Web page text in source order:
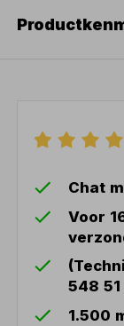
Chat
Voor
548
1.500